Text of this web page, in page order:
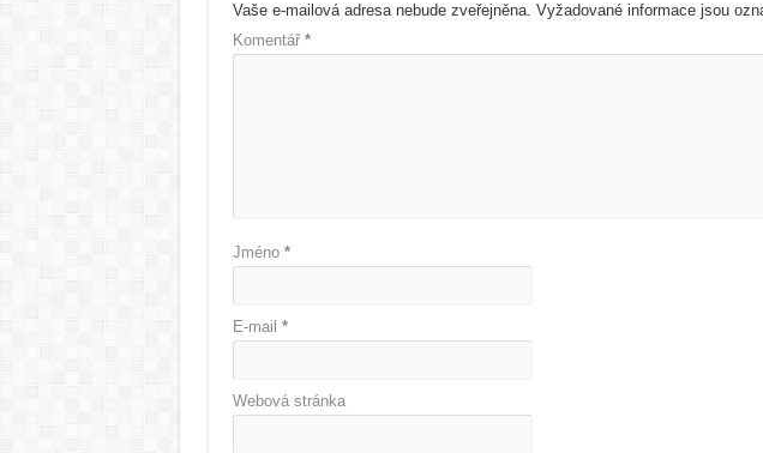
Vaše e-mailová adresa nebude zveřejněna. Vyžadované informace jsou
Komentář *
Jméno *
E-mail *
Webová stránka